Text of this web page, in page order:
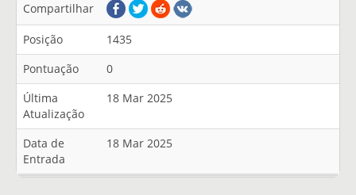
Compartilhar
Posição
1435
Pontuação
0
Última
Atualização
18 Mar 2025
Data de
Entrada
18 Mar 2025